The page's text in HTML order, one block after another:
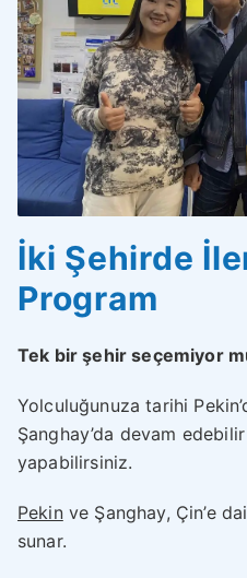
İki Şehirde
Program
Tek bir şehir seçemiyor
Yolculuğunuza tarihi
Şanghay’da devam
yapabilirsiniz.
Pekinve Şanghay, Çin’e
sunar.